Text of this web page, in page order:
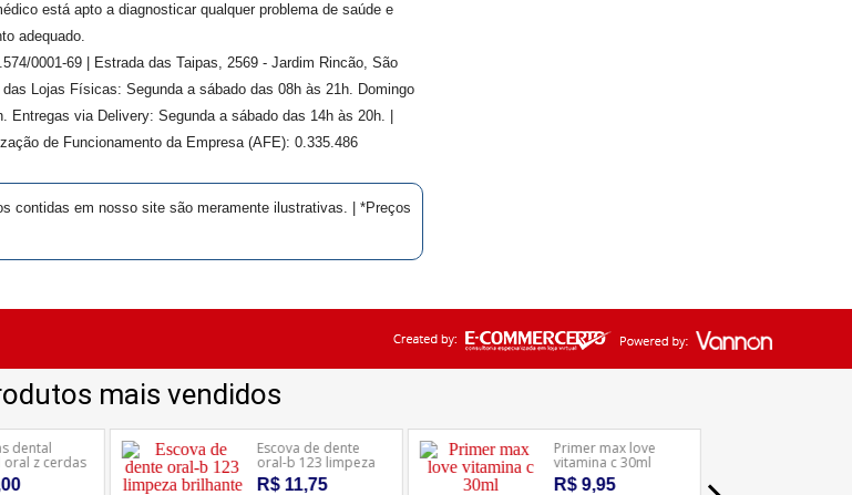
está apto a diagnosticar qualquer problema de saúde e
adequado.
0001-69 | Estrada das Taipas, 2569 - Jardim Rincão, São
Lojas Físicas: Segunda a sábado das 08h às 21h. Domingo
via Delivery: Segunda a sábado das 14h às 20h. |
de Funcionamento da Empresa (AFE): 0.335.486
contidas em nosso site são meramente ilustrativas. | *Preços